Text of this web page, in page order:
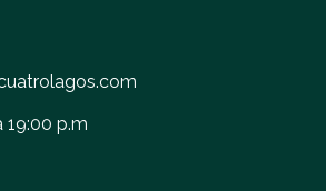
19:00 p.m